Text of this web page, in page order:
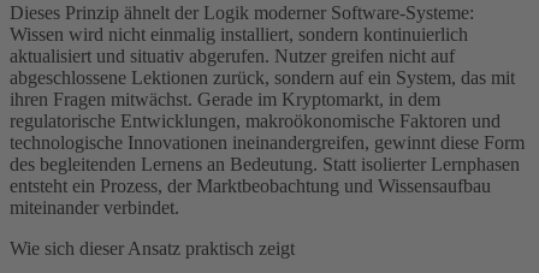
Dieses Prinzip ähnelt der Logik moderner Software-Systeme:
Wissen wird nicht einmalig installiert, sondern kontinuierlich
aktualisiert und situativ abgerufen. Nutzer greifen nicht auf
abgeschlossene Lektionen zurück, sondern auf ein System, das mit
ihren Fragen mitwächst. Gerade im Kryptomarkt, in dem
regulatorische Entwicklungen, makroökonomische Faktoren und
technologische Innovationen ineinandergreifen, gewinnt diese Form
des begleitenden Lernens an Bedeutung. Statt isolierter Lernphasen
entsteht ein Prozess, der Marktbeobachtung und Wissensaufbau
miteinander verbindet.
Wie sich dieser Ansatz praktisch zeigt